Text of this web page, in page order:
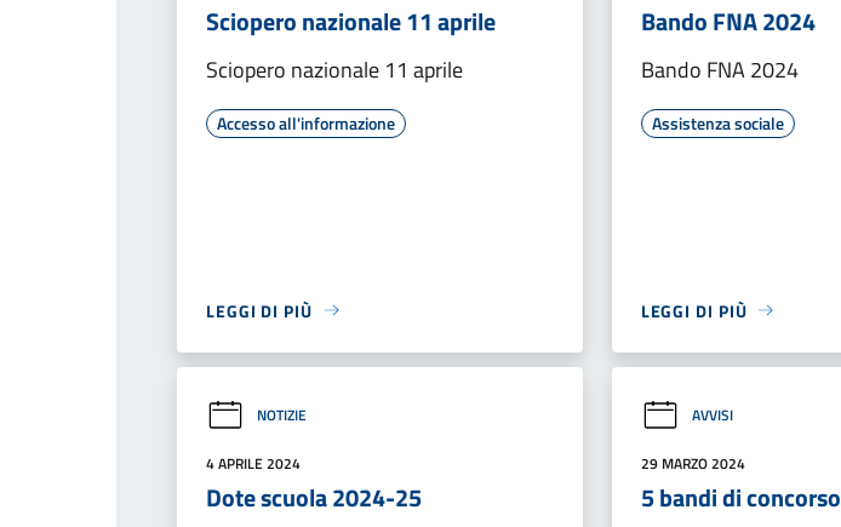
Sciopero nazionale 11 aprile
Sciopero nazionale 11 aprile
Accesso all'informazione
LEGGI DI PIÙ
Bando FNA 2024
Bando FNA 2024
Assistenza sociale
LEGGI DI PIÙ
NOTIZIE
4 APRILE 2024
Dote scuola 2024-25
AVVISI
29 MARZO 2024
5 bandi di concorso